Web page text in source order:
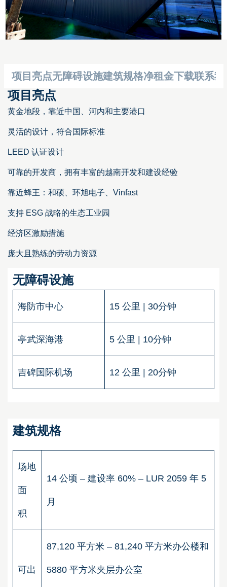
项目亮点无障碍设施建筑规格净租金下载联系我
项目亮点
黄金地段，靠近中国、河内和主要港口
灵活的设计，符合国际标准
LEED 认证设计
可靠的开发商，拥有丰富的越南开发和建设经验
靠近蜂王：和硕、环旭电子、Vinfast
支持 ESG 战略的生态工业园
经济区激励措施
庞大且熟练的劳动力资源
无障碍设施
海防市中心 15 公里 | 30分钟
亭武深海港 5 公里 | 10分钟
吉碑国际机场 12 公里 | 20分钟
建筑规格
场地
面
积
14 公顷 – 建设率 60% – LUR 2059 年 5
月
可出
87,120 平方米 – 81,240 平方米办公楼和
5880 平方米夹层办公室